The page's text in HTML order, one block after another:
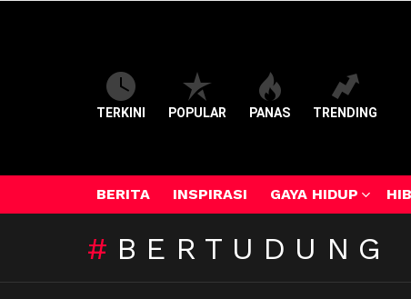
TERKINI POPULAR PANAS TRENDING
BERITA INSPIRASI GAYA HIDUP
BERTUDUNG